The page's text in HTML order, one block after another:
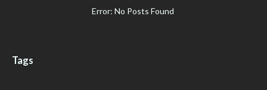
Error: No Posts Found
Tags